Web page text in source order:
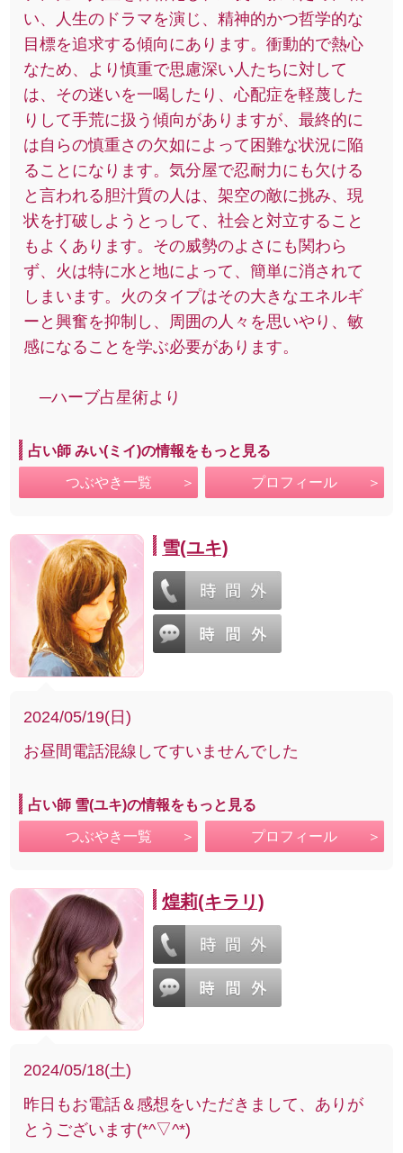
い、人生のドラマを演じ、精神的かつ哲学的な
目標を追求する傾向にあります。衝動的で熱心
なため、より慎重で思慮深い人たちに対して
は、その迷いを一喝したり、心配症を軽蔑した
りして手荒に扱う傾向がありますが、最終的に
は自らの慎重さの欠如によって困難な状況に陥
ることになります。気分屋で忍耐力にも欠ける
と言われる胆汁質の人は、架空の敵に挑み、現
状を打破しようとっして、社会と対立すること
もよくあります。その威勢のよさにも関わら
ず、火は特に水と地によって、簡単に消されて
しまいます。火のタイプはその大きなエネルギ
ーと興奮を抑制し、周囲の人々を思いやり、敏
感になることを学ぶ必要があります。
─ハーブ占星術より
占い師 みい(ミイ)の情報をもっと見る
つぶやき一覧 プロフィール
雪(ユキ)
2024/05/19(日)
お昼間電話混線してすいませんでした
占い師 雪(ユキ)の情報をもっと見る
つぶやき一覧 プロフィール
煌莉(キラリ)
2024/05/18(土)
昨日もお電話＆感想をいただきまして、ありが
とうございます(*^▽^*)